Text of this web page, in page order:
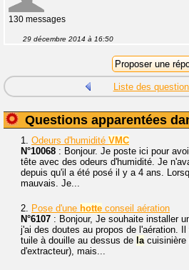
130 messages
29 décembre 2014 à 16:50
Liste des
Questions apparentées
1. Odeurs d'humidité VMC
N°10068 : Bonjour. Je poste ici pour
tête avec des odeurs d'humidité. Je
depuis qu'il a été posé il y a 4 ans.
mauvais. Je...
2. Pose d'une hotte conseil aération
N°6107 : Bonjour, Je souhaite installer
j'ai des doutes au propos de l'aération.
tuile à douille au dessus de lacuisinière
d'extracteur), mais...